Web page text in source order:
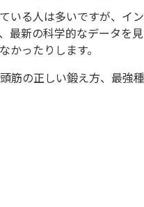
いる人は多いですが、イ
最新の科学的なデータを
かったりします。
筋の正しい鍛え方、最強種